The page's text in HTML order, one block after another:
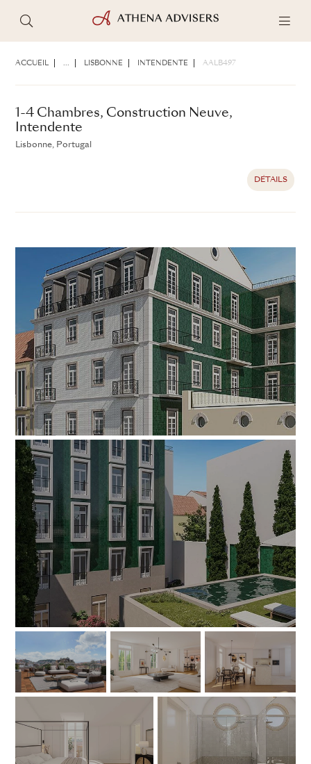
1-4 Chambres, Construction Neuve,
Intendente
Lisbonne, Portugal
ACCUEIL ... LISBONNE INTENDENTE AALB497
1-4 Chambres, Construction Neuve,
Intendente
Lisbonne, Portugal
DÉTAILS